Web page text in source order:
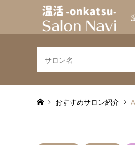
おすすめサロン紹介